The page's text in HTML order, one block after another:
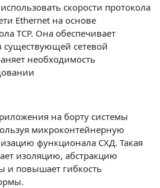
скорости протокола
Ethernet на основе
TCP. Она обеспечивает
существующей сетевой
необходимость
на борту системы
микроконтейнерную
функционала СХД. Такая
изоляцию, абстракцию
и повышает гибкость